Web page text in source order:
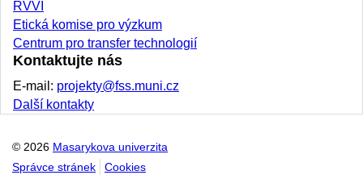
RVVI
Etická komise pro výzkum
Centrum pro transfer technologií
Kontaktujte nás
E-mail: projekty@fss.muni.cz
Další kontakty
© 2026 Masarykova univerzita
Správce stránek
Cookies